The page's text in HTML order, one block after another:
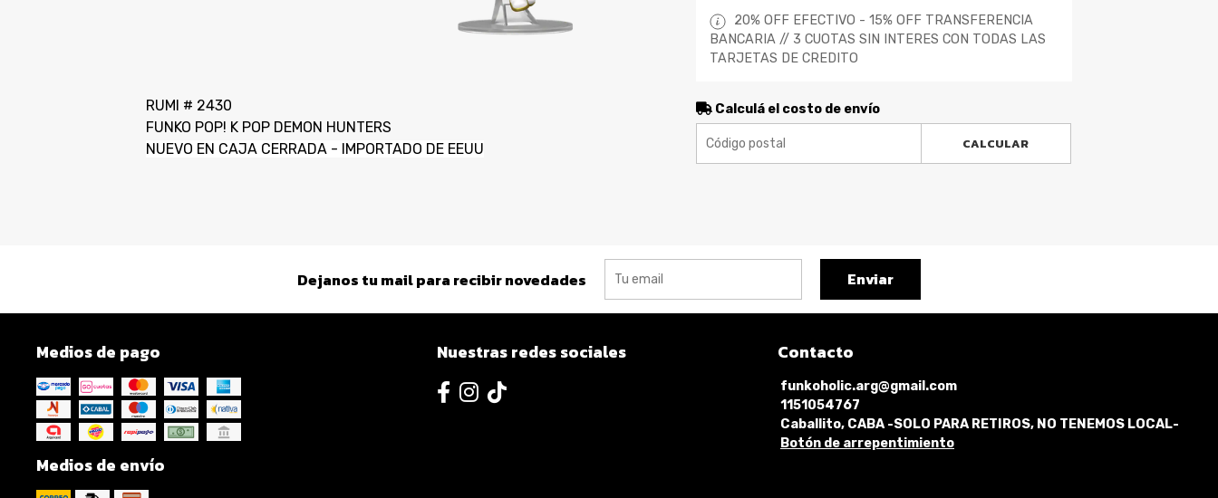
RUMI # 2430
FUNKO POP! K POP DEMON HUNTERS
NUEVO EN CAJA CERRADA - IMPORTADO DE EEUU
20% OFF EFECTIVO - 15% OFF TRANSFERENCIA
BANCARIA // 3 CUOTAS SIN INTERES CON TODAS LAS
TARJETAS DE CREDITO
Calculá el costo de envío
CALCULAR
Dejanos tu mail para recibir novedades Enviar
Medios de pago
Medios de envío
Nuestras redes sociales Contacto
funkoholic.arg@gmail.com
1151054767
Caballito, CABA -SOLO PARA RETIROS, NO TENEMOS LOCAL-
Botón de arrepentimiento